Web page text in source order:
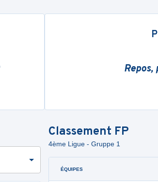
Repos,
Classement FP
4ème Ligue - Gruppe 1
ÉQUIPES